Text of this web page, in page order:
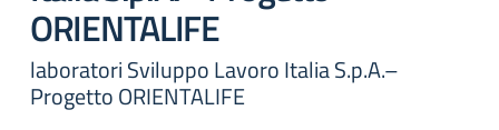
ORIENTALIFE
laboratori Sviluppo Lavoro Italia S.p.A.–
Progetto ORIENTALIFE